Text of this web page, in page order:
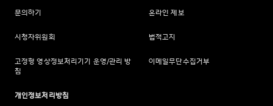
문의하기 온라인 제보
시청자위원회 법적고지
고정형 영상정보처리기기 운영/관리 방
침
이메일무단수집거부
개인정보처리방침